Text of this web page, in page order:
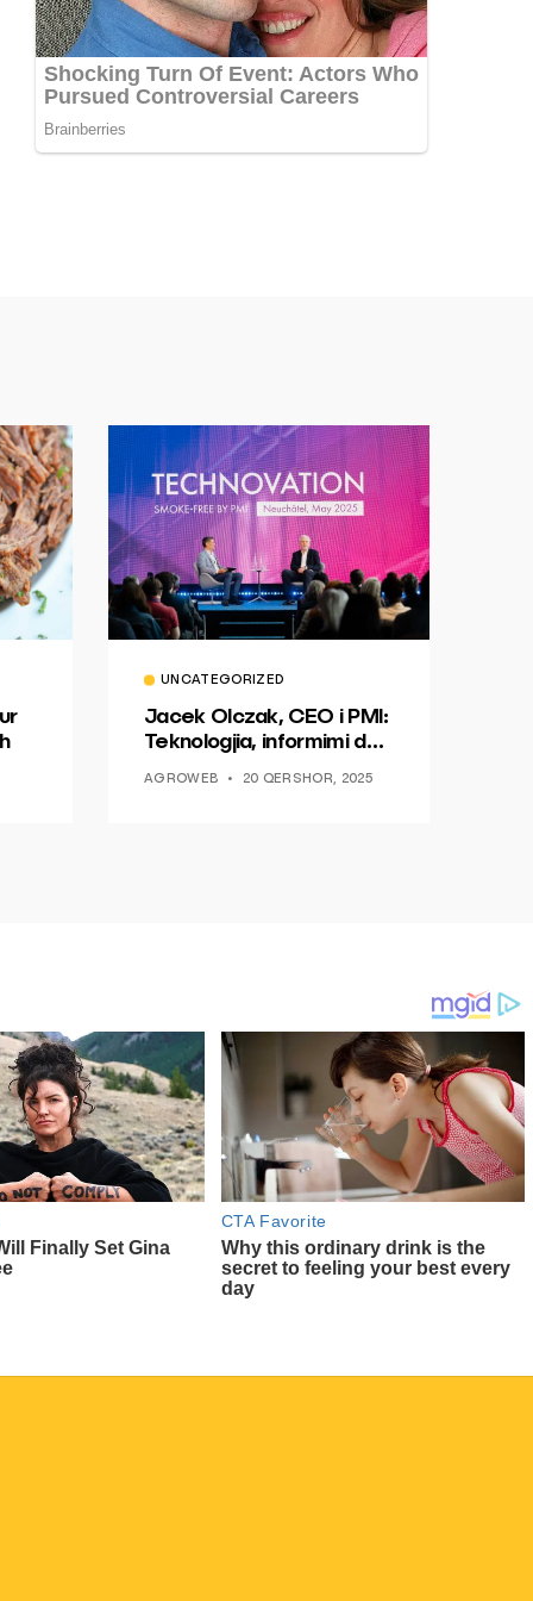
UNCATEGORIZED
Jacek Olczak, CEO i PMI:
Teknologjia, informimi dhe
AGROWEB 20 QERSHOR, 2025